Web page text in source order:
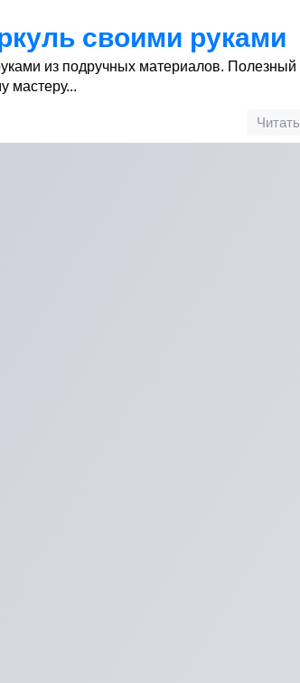
своими руками
из подручных материалов. Полезный
мастеру...
Читать